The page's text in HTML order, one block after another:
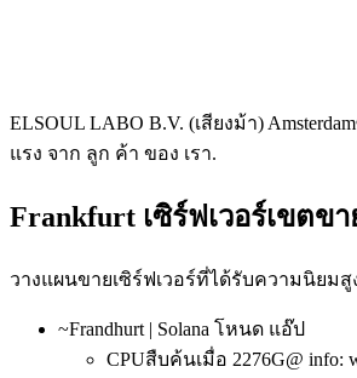
ELSOUL LABO B.V. (เสียงม้า)
แรง จาก ลูก ค้า ของ เรา.
Frankfurt เซิร์ฟเวอร์เขตข
วางแผนขายเซิร์ฟเวอร์ที่ได้รับความนิยม
~Frandhurt | Solana โหนด แอ๊ป
CPUสืบค้นเมื่อ 2276G@ info: